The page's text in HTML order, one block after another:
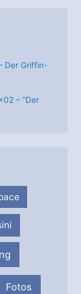
Der Griffin-
– “Der
Fotos